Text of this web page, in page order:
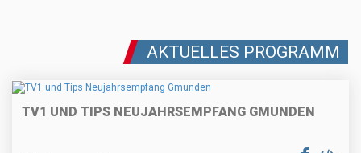
AKTUELLES PROGRAMM
TV1 UND TIPS NEUJAHRSEMPFANG GMUNDEN